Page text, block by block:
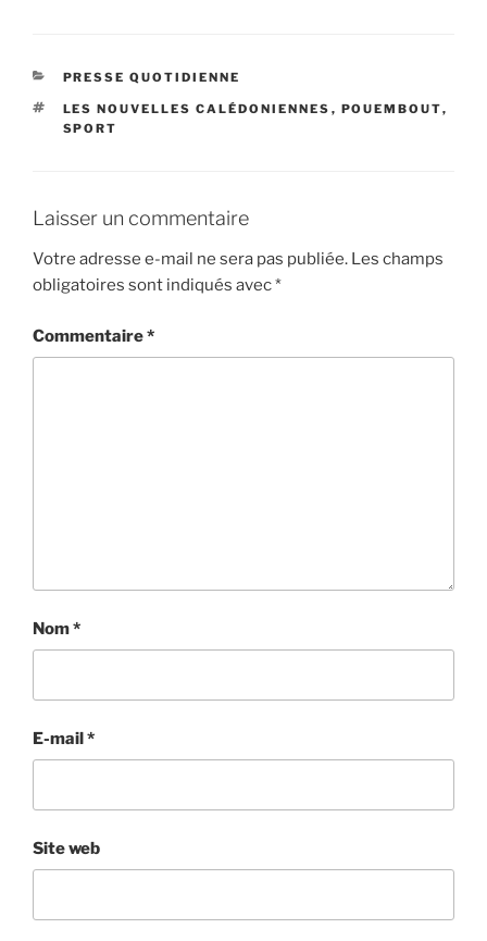
CATÉGORIES
PRESSE QUOTIDIENNE
ÉTIQUETTES
LES NOUVELLES CALÉDONIENNES , POUEMBOUT,
SPORT
Laisser un commentaire
Votre adresse e-mail ne sera pas publiée. Les champs
obligatoires sont indiqués avec*
Commentaire*
Nom*
E-mail*
Site web